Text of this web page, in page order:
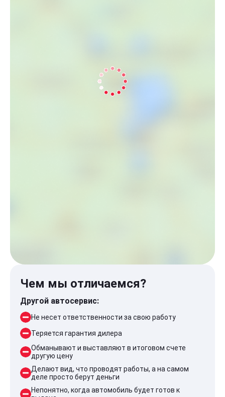
Чем мы отличаемся?
Другой автосервис:
Не несет ответственности за свою работу
Теряется гарантия дилера
Обманывают и выставляют в итоговом счете
другую цену
Делают вид, что проводят работы, а на самом
деле просто берут деньги
Непонятно, когда автомобиль будет готов к